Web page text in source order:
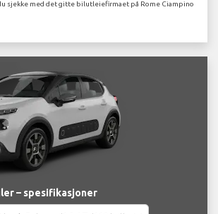
sjekke med det gitte bilutleiefirmaet på Rome Ciampino
– spesifikasjoner